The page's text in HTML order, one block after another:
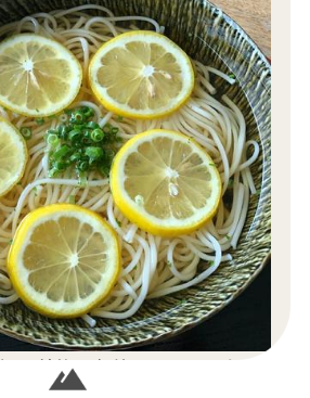
にぎり」もリニューアルしま